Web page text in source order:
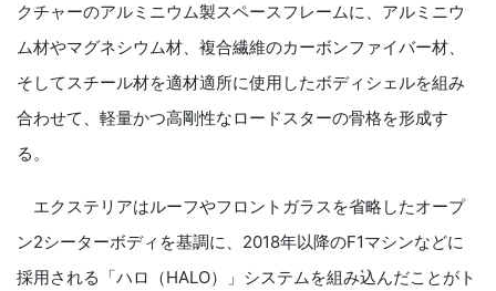
クチャーのアルミニウム製スペースフレームに、アルミニウ
ム材やマグネシウム材、複合繊維のカーボンファイバー材、
そしてスチール材を適材適所に使用したボディシェルを組み
合わせて、軽量かつ高剛性なロードスターの骨格を形成す
る。
エクステリアはルーフやフロントガラスを省略したオープ
ン2シーターボディを基調に、2018年以降のF1マシンなどに
採用される「ハロ（HALO）」システムを組み込んだことがト